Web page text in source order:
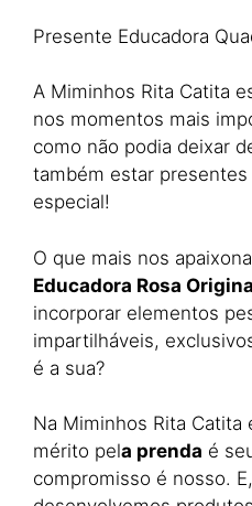
Presente Educadora
A Miminhos Rita Catita
nos momentos mais
como não podia deixar
também estar presentes
especial!
O que mais nos
Educadora Rosa
incorporar elementos
impartilháveis,
é a sua?
Na Miminhos Rita Catita
mérito pela prenda é
compromisso é nosso.